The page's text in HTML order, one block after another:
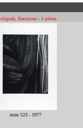
rmm 523 - 1977
Barcelone - 5 pièces